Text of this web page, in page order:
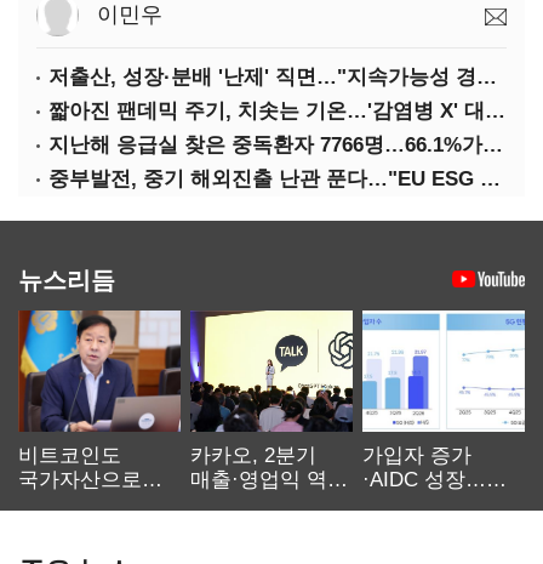
이민우
저출산, 성장·분배 '난제' 직면…"지속가능성 경고등"
짧아진 팬데믹 주기, 치솟는 기온…'감염병 X' 대비해야
지난해 응급실 찾은 중독환자 7766명…66.1%가 '의도적 중독'
중부발전, 중기 해외진출 난관 푼다…"EU ESG 실사 공동 대응"
뉴스리듬
비트코인도
국가자산으로…'
카카오, 2분기
매출·영업익 역대
가입자 증가
·AIDC 성장…